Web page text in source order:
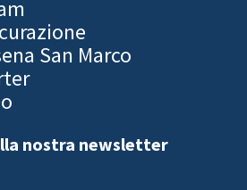
San Marco
nostra newsletter